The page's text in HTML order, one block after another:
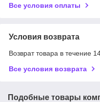
Все условия оплаты
Условия возврата
Возврат товара в течение
Все условия возврата
Подобные товары